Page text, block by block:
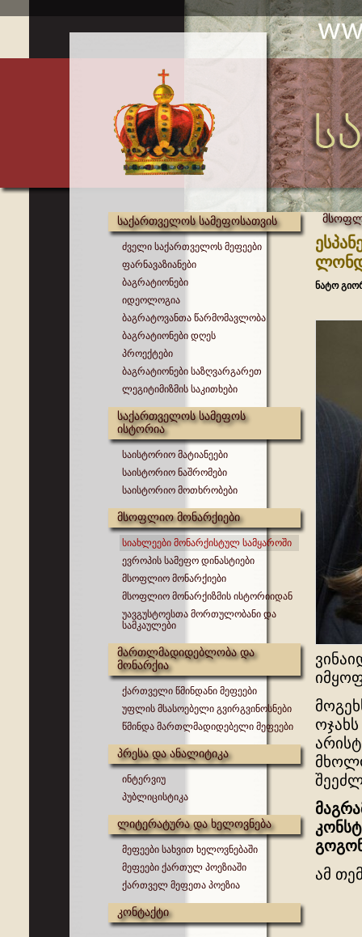
საქართველოს სამეფოსათვის
ძველი საქართველოს მეფეები
ფარნავაზიანები
ბაგრატიონები
იდეოლოგია
ბაგრატოვანთა წარმომავლობა
ბაგრატიონები დღეს
პროექტები
ბაგრატიონები საზღვარგარეთ
ლეგიტიმიზმის საკითხები
საქართველოს სამეფოს
ისტორია
საისტორიო მატიანეები
საისტორიო ნაშრომები
საისტორიო მოთხრობები
მსოფლიო მონარქიები
სიახლეები მონარქისტულ სამყაროში
ევროპის სამეფო დინასტიები
მსოფლიო მონარქიები
მსოფლიო მონარქიზმის ისტორიიდან
უავგუსტოესთა მორთულობანი და
სამკაულები
მართლმადიდებლობა და
მონარქია
ქართველი წმინდანი მეფეები
უფლის მსასოებელი გვირგვინოსნები
წმინდა მართლმადიდებელი მეფეები
პრესა და ანალიტიკა
ინტერვიუ
პუბლიცისტიკა
ლიტერატურა და ხელოვნება
მეფეები სახვით ხელოვნებაში
მეფეები ქართულ პოეზიაში
ქართველ მეფეთა პოეზია
კონტაქტი
ნატო
ამ